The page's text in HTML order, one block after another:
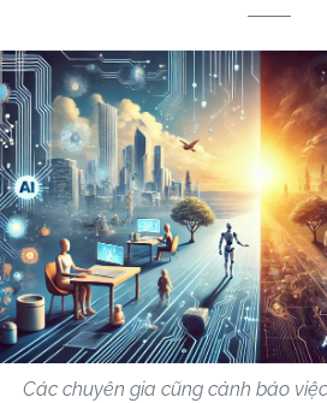
Các chuyên gia cũng cảnh báo